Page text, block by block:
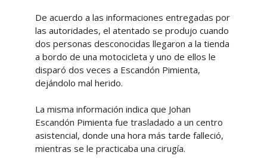
De acuerdo a las informaciones entregadas por
las autoridades, el atentado se produjo cuando
dos personas desconocidas llegaron a la tienda
a bordo de una motocicleta y uno de ellos le
disparó dos veces a Escandón Pimienta,
dejándolo mal herido.
La misma información indica que Johan
Escandón Pimienta fue trasladado a un centro
asistencial, donde una hora más tarde falleció,
mientras se le practicaba una cirugía.